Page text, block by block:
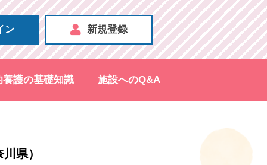
ン 新規登録
養護の基礎知識 施設へのQ&A
県）